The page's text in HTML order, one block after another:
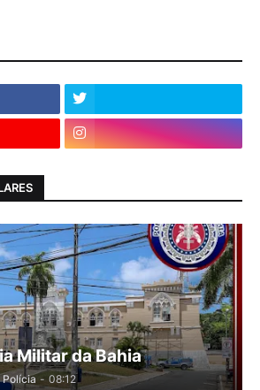
Militar da Bahia
Polícia - 08:12